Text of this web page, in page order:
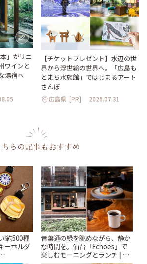
」がリニ
ワインと
湯宿へ
【チケットプレゼント】水辺の世
界から浮世絵の世界へ。「広島も
とまち水族館」ではじまるアート
さんぽ
広島県 [PR] 2026.07.31
ちらの記事もおすすめ
!約500種
ーホルダ
青葉通の緑を眺めながら、静か
な時間を。仙台「Echoes」で
楽しむモーニングとランチ | こ